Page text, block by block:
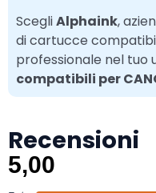
ScegliAlphaink,
di cartucce
professionale nel tuo
compatibili per
Recensioni